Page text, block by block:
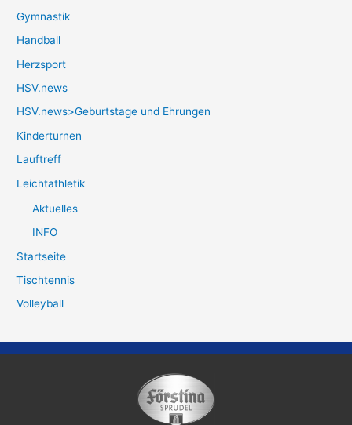
Gymnastik
Handball
Herzsport
HSV.news
HSV.news>Geburtstage und Ehrungen
Kinderturnen
Lauftreff
Leichtathletik
Aktuelles
INFO
Startseite
Tischtennis
Volleyball